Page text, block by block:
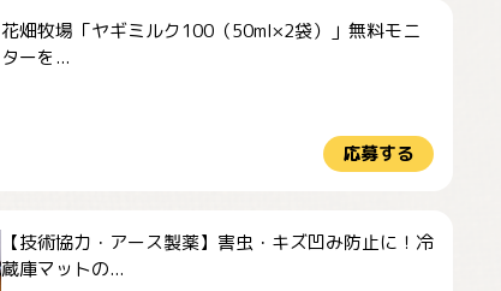
花畑牧場「ヤギミルク100（50ml×2袋）」無料モニ
ターを...
応募する
【技術協力・アース製薬】害虫・キズ凹み防止に！冷
蔵庫マットの...